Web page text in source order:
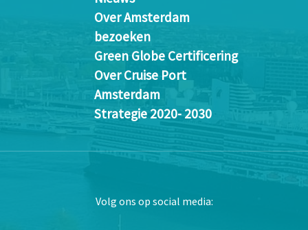
Over Amsterdam
bezoeken
Green Globe Certificering
Over Cruise Port
Amsterdam
Strategie 2020- 2030
Volg ons op social media: